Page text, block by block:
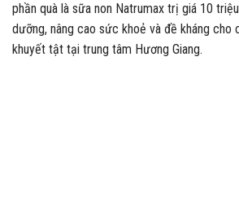
phần quà là sữa non Natrumax trị giá 10
dưỡng, nâng cao sức khoẻ và đề kháng cho
khuyết tật tại trung tâm Hương Giang.